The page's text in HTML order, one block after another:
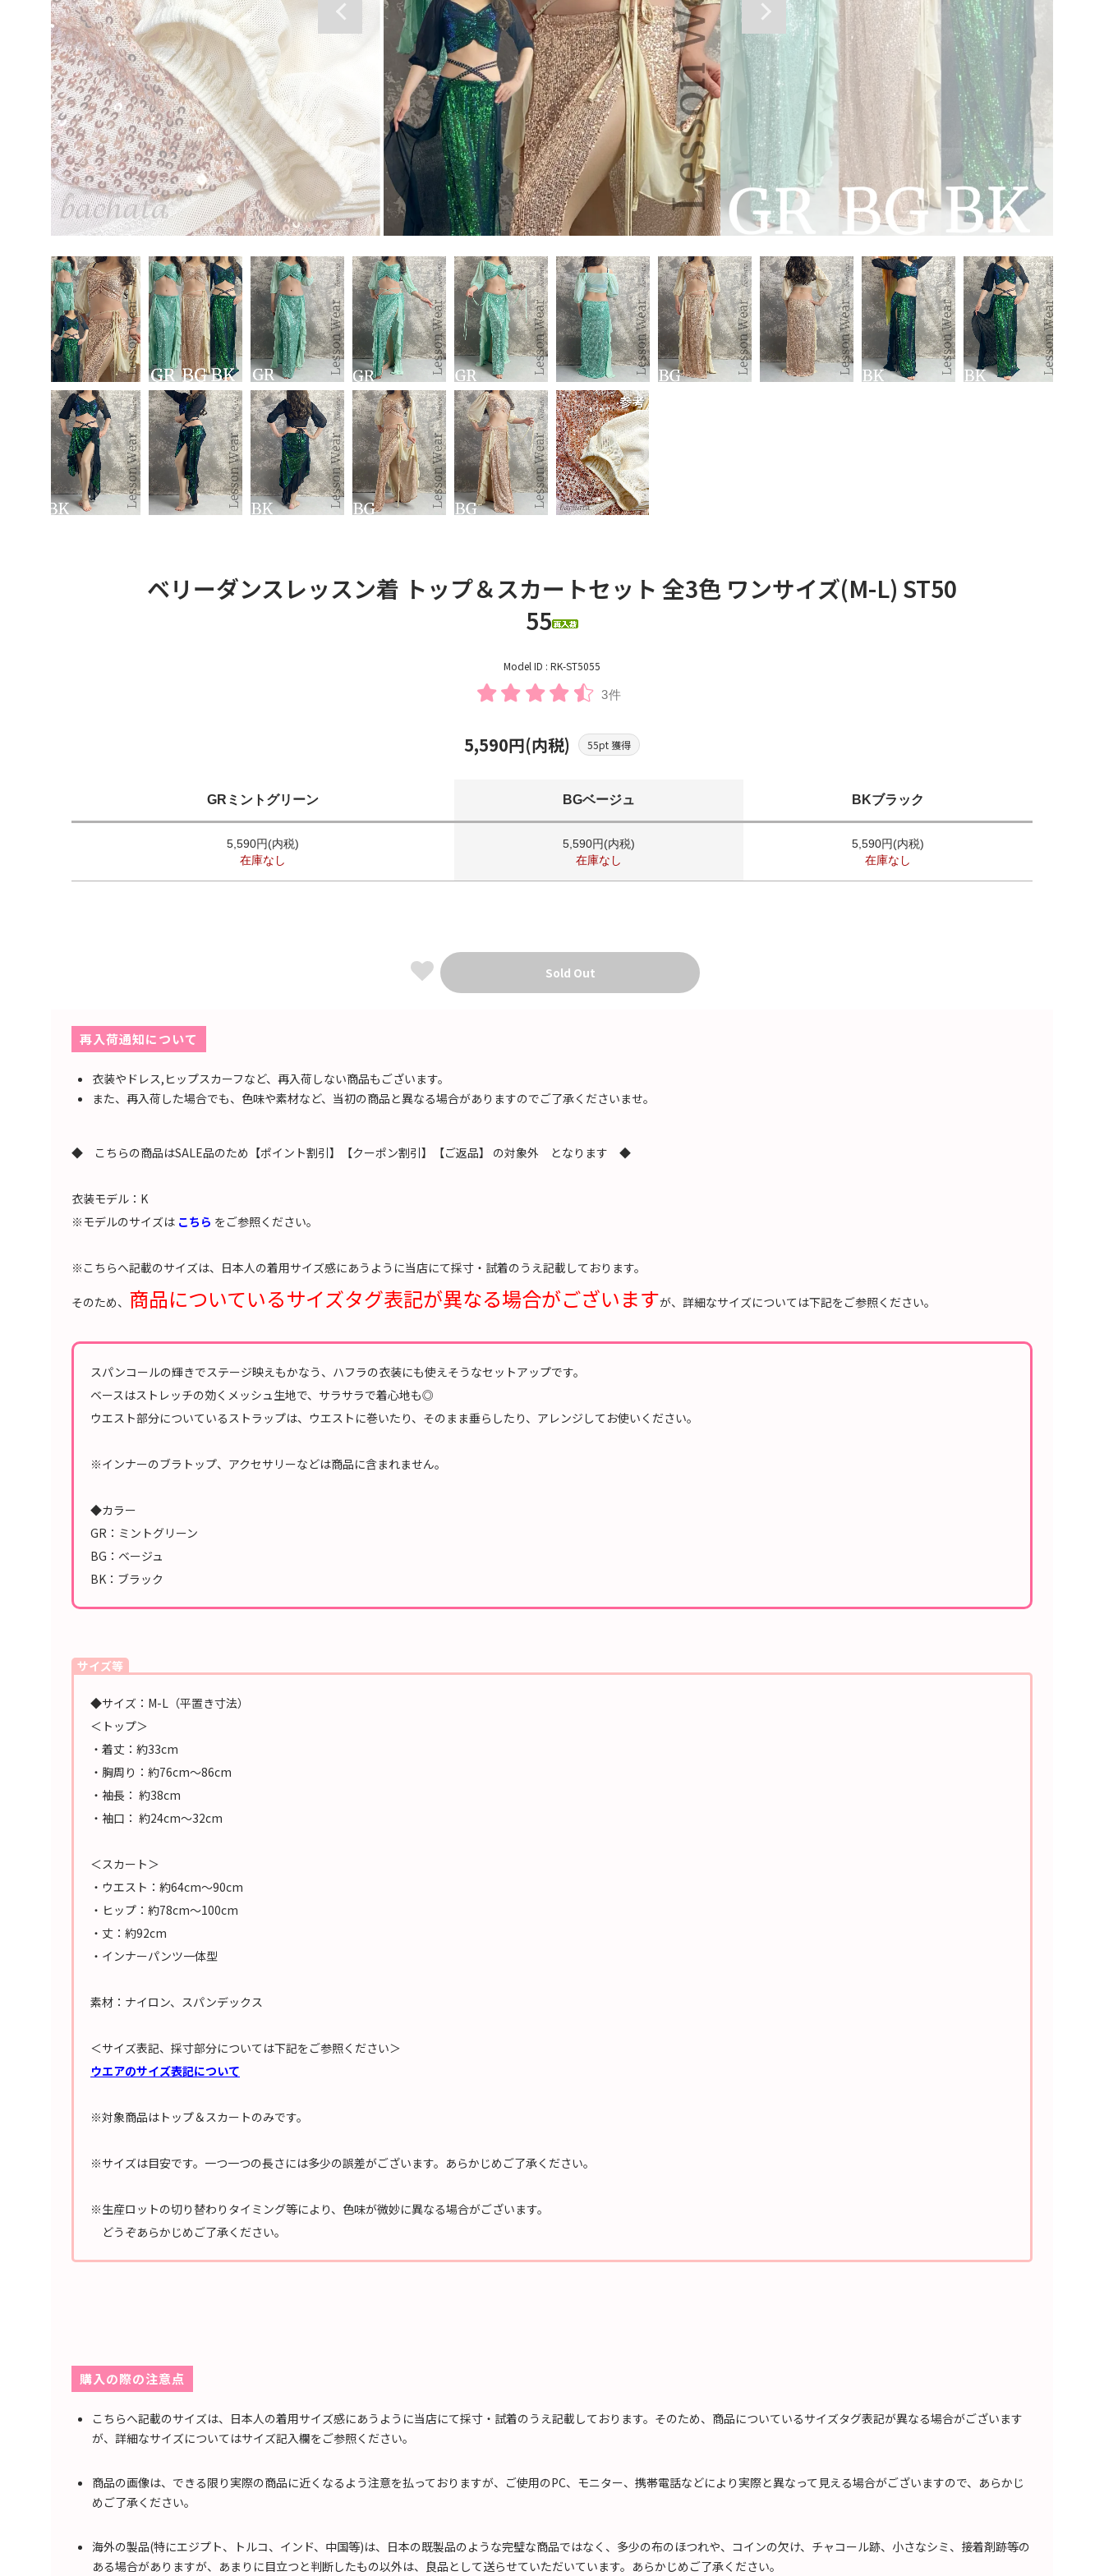
ベリーダンスレッスン着 トップ＆スカートセット 全3色 ワンサイズ(M-L) ST50
55
Model ID : RK-ST5055
3件
5,590円(内税) 55pt 獲得
GRミントグリーン BGベージュ BKブラック
5,590円(内税)
在庫なし
5,590円(内税)
在庫なし
5,590円(内税)
在庫なし
Sold Out
再入荷通知について
衣装やドレス,ヒップスカーフなど、再入荷しない商品もございます。
また、再入荷した場合でも、色味や素材など、当初の商品と異なる場合がありますのでご了承くださいませ。
◆ こちらの商品はSALE品のため【ポイント割引】【クーポン割引】【ご返品】 の対象外 となります ◆
衣装モデル：K
※モデルのサイズは こちら をご参照ください。
※こちらへ記載のサイズは、日本人の着用サイズ感にあうように当店にて採寸・試着のうえ記載しております。
そのため、 商品についているサイズタグ表記が異なる場合がございますが、詳細なサイズについては下記をご参照ください。
スパンコールの輝きでステージ映えもかなう、ハフラの衣装にも使えそうなセットアップです。
ベースはストレッチの効くメッシュ生地で、サラサラで着心地も◎
ウエスト部分についているストラップは、ウエストに巻いたり、そのまま垂らしたり、アレンジしてお使いください。
※インナーのブラトップ、アクセサリーなどは商品に含まれません。
◆カラー
GR：ミントグリーン
BG：ベージュ
BK：ブラック
サイズ等
◆サイズ：M-L（平置き寸法）
＜トップ＞
・着丈：約33cm
・胸周り：約76cm～86cm
・袖長： 約38cm
・袖口： 約24cm～32cm
＜スカート＞
・ウエスト：約64cm～90cm
・ヒップ：約78cm～100cm
・丈：約92cm
・インナーパンツ一体型
素材：ナイロン、スパンデックス
＜サイズ表記、採寸部分については下記をご参照ください＞
ウエアのサイズ表記について
※対象商品はトップ＆スカートのみです。
※サイズは目安です。一つ一つの長さには多少の誤差がございます。あらかじめご了承ください。
※生産ロットの切り替わりタイミング等により、色味が微妙に異なる場合がございます。
どうぞあらかじめご了承ください。
購入の際の注意点
こちらへ記載のサイズは、日本人の着用サイズ感にあうように当店にて採寸・試着のうえ記載しております。そのため、商品についているサイズタグ表記が異なる場合がございます
が、詳細なサイズについてはサイズ記入欄をご参照ください。
商品の画像は、できる限り実際の商品に近くなるよう注意を払っておりますが、ご使用のPC、モニター、携帯電話などにより実際と異なって見える場合がございますので、あらかじ
めご了承ください。
海外の製品(特にエジプト、トルコ、インド、中国等)は、日本の既製品のような完璧な商品ではなく、多少の布のほつれや、コインの欠け、チャコール跡、小さなシミ、接着剤跡等の
ある場合がありますが、あまりに目立つと判断したもの以外は、良品として送らせていただいています。あらかじめご了承ください。